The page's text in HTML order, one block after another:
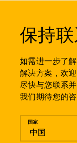
保持
如需进一步了
解决方案，欢
尽快与您联系并
我们期待您的咨
留言
国家